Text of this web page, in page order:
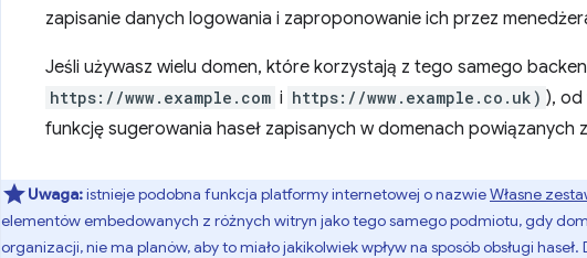
zapisanie danych logowania i zaproponowanie ich przez
Jeśli używasz wielu domen, które korzystają z tego samego
https://www.example.com i https://www.example.co.uk) ), od
funkcję sugerowania haseł zapisanych w domenach powiązanych
Uwaga:istnieje podobna funkcja platformy internetowej o nazwieWłasne
elementów embedowanych z różnych witryn jako tego samego podmiotu, gdy
organizacji, nie ma planów, aby to miało jakikolwiek wpływ na sposób obsługi